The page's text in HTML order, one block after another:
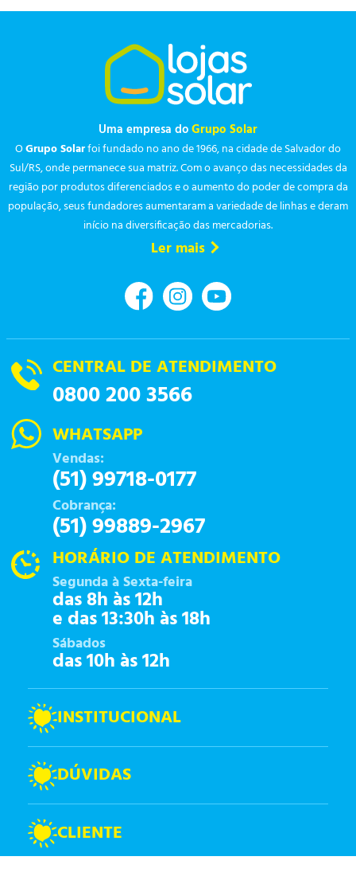
Uma empresa doGrupo Solar
OGrupo Solarfoi fundado no ano de 1966, na cidade de Salvador do
Sul/RS, onde permanece sua matriz. Com o avanço das necessidades da
região por produtos diferenciados e o aumento do poder de compra da
população, seus fundadores aumentaram a variedade de linhas e deram
início na diversificação das mercadorias.
Ler mais
CENTRAL DE ATENDIMENTO
0800 200 3566
WHATSAPP
Vendas:
(51) 99718-0177
Cobrança:
(51) 99889-2967
HORÁRIO DE ATENDIMENTO
Segunda à Sexta-feira
das 8h às 12h
e das 13:30h às 18h
Sábados
das 10h às 12h
INSTITUCIONAL
DÚVIDAS
CLIENTE